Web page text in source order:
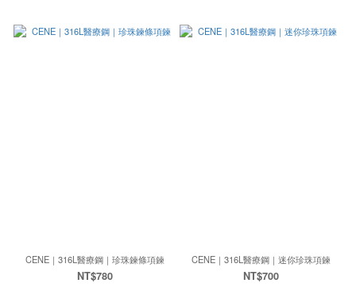
CENE｜316L醫療鋼｜珍珠鍊條項鍊
NT$780
CENE｜316L醫療鋼｜迷你珍珠項鍊
NT$700